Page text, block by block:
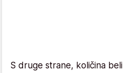
S druge strane, količina